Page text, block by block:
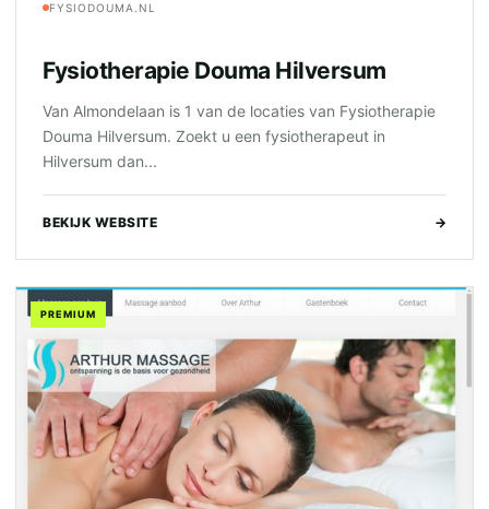
FYSIODOUMA.NL
Fysiotherapie Douma Hilversum
Van Almondelaan is 1 van de locaties van Fysiotherapie
Douma Hilversum. Zoekt u een fysiotherapeut in
Hilversum dan...
BEKIJK WEBSITE →
PREMIUM